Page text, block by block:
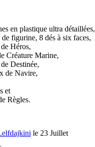
en plastique ultra détaillées,
de figurine, 8 dés à six faces,
Héros,
Créature Marine,
Destinée,
de Navire,
et
Règles.
le 23 Juillet